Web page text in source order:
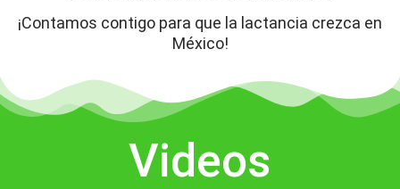
¡Contamos contigo para que la lactancia crezca en
México!
Videos